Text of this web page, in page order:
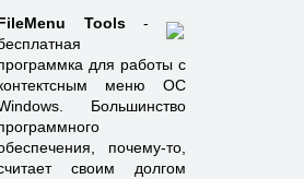
Tools-
для работы с
меню ОС
Большинство
почему-то,
своим долгом